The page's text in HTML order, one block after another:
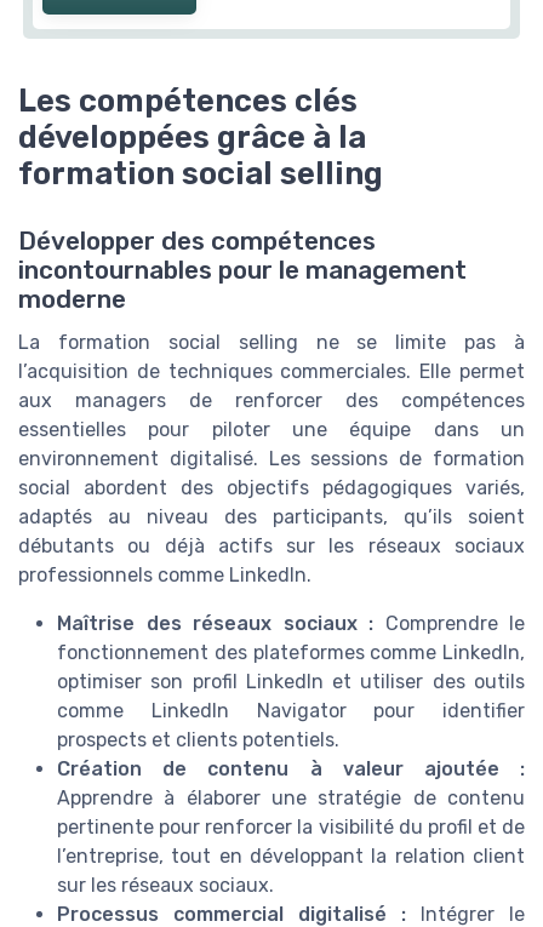
Les compétences clés
développées grâce à la
formation social selling
Développer des compétences
incontournables pour le management
moderne
La formation social selling ne se limite pas à
l’acquisition de techniques commerciales. Elle permet
aux managers de renforcer des compétences
essentielles pour piloter une équipe dans un
environnement digitalisé. Les sessions de formation
social abordent des objectifs pédagogiques variés,
adaptés au niveau des participants, qu’ils soient
débutants ou déjà actifs sur les réseaux sociaux
professionnels comme LinkedIn.
Maîtrise des réseaux sociaux : Comprendre le
fonctionnement des plateformes comme LinkedIn,
optimiser son profil LinkedIn et utiliser des outils
comme LinkedIn Navigator pour identifier
prospects et clients potentiels.
Création de contenu à valeur ajoutée :
Apprendre à élaborer une stratégie de contenu
pertinente pour renforcer la visibilité du profil et de
l’entreprise, tout en développant la relation client
sur les réseaux sociaux.
Processus commercial digitalisé : Intégrer le